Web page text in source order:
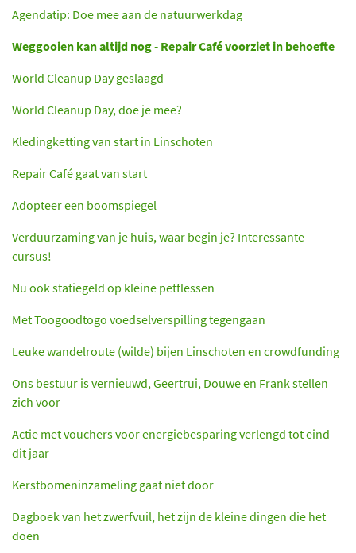
Agendatip: Doe mee aan de natuurwerkdag
Weggooien kan altijd nog - Repair Café voorziet in behoefte
World Cleanup Day geslaagd
World Cleanup Day, doe je mee?
Kledingketting van start in Linschoten
Repair Café gaat van start
Adopteer een boomspiegel
Verduurzaming van je huis, waar begin je? Interessante
cursus!
Nu ook statiegeld op kleine petflessen
Met Toogoodtogo voedselverspilling tegengaan
Leuke wandelroute (wilde) bijen Linschoten en crowdfunding
Ons bestuur is vernieuwd, Geertrui, Douwe en Frank stellen
zich voor
Actie met vouchers voor energiebesparing verlengd tot eind
dit jaar
Kerstbomeninzameling gaat niet door
Dagboek van het zwerfvuil, het zijn de kleine dingen die het
doen